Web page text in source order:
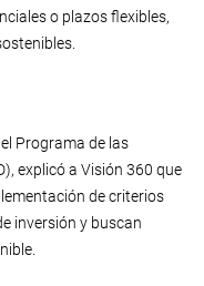
o plazos flexibles,
Programa de las
explicó a Visión 360 que
de criterios
inversión y buscan